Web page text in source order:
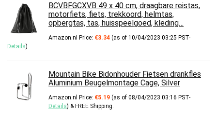
BCVBFGCXVB 49 x 40 cm, draagbare reistas,
motorfiets, fiets, trekkoord, helmtas,
opbergtas, tas, huisspeelgoed, kleding…
Amazon.nl Price: €3.34 (as of 10/04/2023 03:25 PST-
Details)
Mountain Bike Bidonhouder Fietsen drankfles
Aluminium Beugelmontage Cage, Silver
Amazon.nl Price: €5.19 (as of 08/04/2023 03:16 PST-
Details) & FREE Shipping